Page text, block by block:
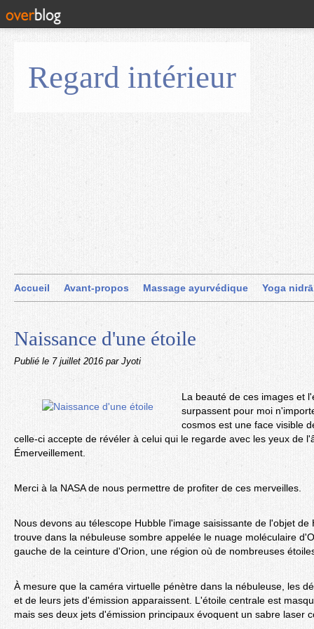
Regard intérieur
Accueil Avant-propos Massage ayurvédique Yoga nidrā
Naissance d'une étoile
Publié le 7 juillet 2016 par Jyoti
La beauté de ces images et
surpassent pour moi
cosmos est une face visible
celle-ci accepte de révéler à celui qui le regarde avec les yeux de
Émerveillement.
Merci à la NASA de nous permettre de profiter de ces merveilles.
Nous devons au télescope Hubble l'image saisissante de l'objet de
trouve dans la nébuleuse sombre appelée le nuage moléculaire
gauche de la ceinture d'Orion, une région où de nombreuses
À mesure que la caméra virtuelle pénètre dans la nébuleuse, les
et de leurs jets d'émission apparaissent. L'étoile centrale est
mais ses deux jets d'émission principaux évoquent un sabre laser